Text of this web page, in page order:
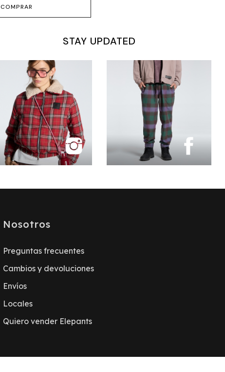
COMPRAR
STAY UPDATED
Nosotros
Preguntas frecuentes
Cambios y devoluciones
Envíos
Locales
Quiero vender Elepants